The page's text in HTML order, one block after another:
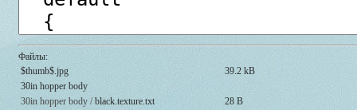
Файлы:
$thumb$.jpg
39.2 kB
30in hopper body
30in hopper body /black.texture.txt
28 B